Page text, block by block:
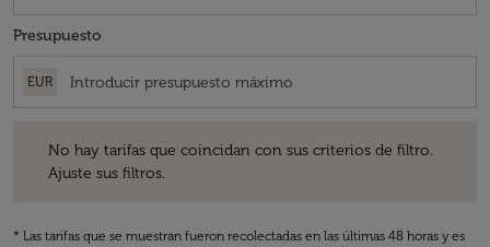
Presupuesto
EUR
No hay tarifas que coincidan con sus criterios de filtro.
Ajuste sus filtros.
* Las tarifas que se muestran fueron recolectadas en las últimas 48 horas y es